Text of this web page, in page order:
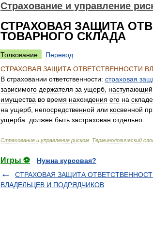
Страхование и управление
СТРАХОВАЯ ЗАЩИТА
ТОВАРНОГО СКЛАДА
Толкование
Перевод
СТРАХОВАЯ ЗАЩИТА ОТВЕТСТВЕННОСТИ
В страховании ответственности: страховая
зависимого держателя за ущерб наступающий
имущества во время нахождения его на складе
на ущерб непосредственной или косвенной
ущерба
должен быть застрахован отдельно
Страхование и управление риском Терминологический
Игры ⚽
Нужна курсовая?
СТРАХОВАЯ ЗАЩИТА
ВЛАДЕЛЬЦЕВ И ПОДРЯДЧИКОВ